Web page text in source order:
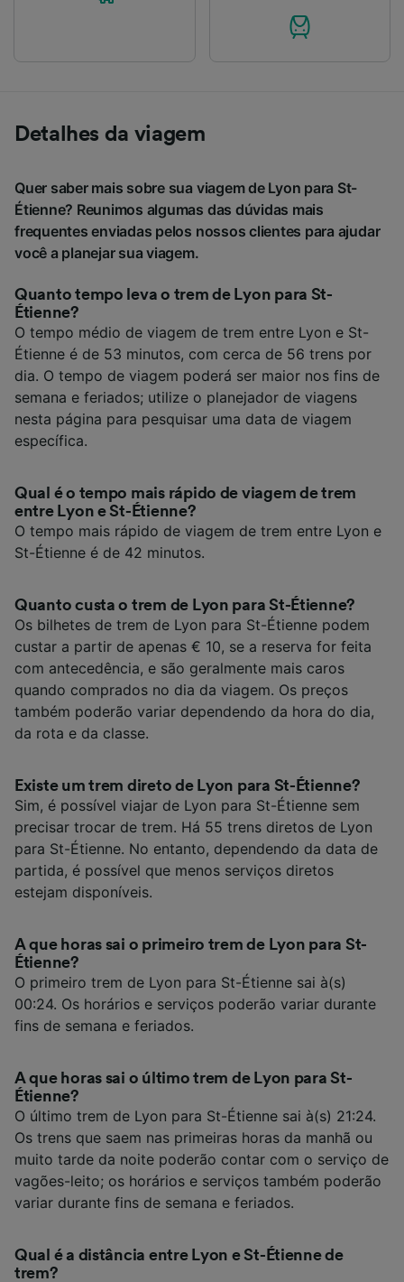
Detalhes da viagem
Quer saber mais sobre sua viagem de Lyon para St-
Étienne? Reunimos algumas das dúvidas mais
frequentes enviadas pelos nossos clientes para ajudar
você a planejar sua viagem.
Quanto tempo leva o trem de Lyon para St-
Étienne?
O tempo médio de viagem de trem entre Lyon e St-
Étienne é de 53 minutos, com cerca de 56 trens por
dia. O tempo de viagem poderá ser maior nos fins de
semana e feriados; utilize o planejador de viagens
nesta página para pesquisar uma data de viagem
específica.
Qual é o tempo mais rápido de viagem de trem
entre Lyon e St-Étienne?
O tempo mais rápido de viagem de trem entre Lyon e
St-Étienne é de 42 minutos.
Quanto custa o trem de Lyon para St-Étienne?
Os bilhetes de trem de Lyon para St-Étienne podem
custar a partir de apenas € 10, se a reserva for feita
com antecedência, e são geralmente mais caros
quando comprados no dia da viagem. Os preços
também poderão variar dependendo da hora do dia,
da rota e da classe.
Existe um trem direto de Lyon para St-Étienne?
Sim, é possível viajar de Lyon para St-Étienne sem
precisar trocar de trem. Há 55 trens diretos de Lyon
para St-Étienne. No entanto, dependendo da data de
partida, é possível que menos serviços diretos
estejam disponíveis.
A que horas sai o primeiro trem de Lyon para St-
Étienne?
O primeiro trem de Lyon para St-Étienne sai à(s)
00:24. Os horários e serviços poderão variar durante
fins de semana e feriados.
A que horas sai o último trem de Lyon para St-
Étienne?
O último trem de Lyon para St-Étienne sai à(s) 21:24.
Os trens que saem nas primeiras horas da manhã ou
muito tarde da noite poderão contar com o serviço de
vagões-leito; os horários e serviços também poderão
variar durante fins de semana e feriados.
Qual é a distância entre Lyon e St-Étienne de
trem?